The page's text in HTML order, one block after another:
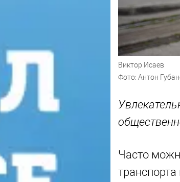
Виктор Исаев
Фото: Антон
Часто